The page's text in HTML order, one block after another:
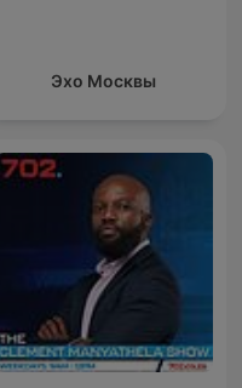
Эхо Москвы